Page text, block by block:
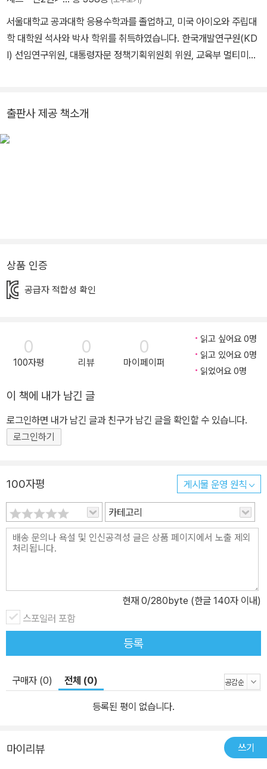
서울대학교 공과대학 응용수학과를 졸업하고, 미국 아이오와 주립대
학 대학원 석사와 박사 학위를 취득하였습니다. 한국개발연구원(KD
I) 선임연구위원, 대통령자문 정책기획위원회 위원, 교육부 멀티미디
력 수학퀴즈> <메이플 매쓰> <수학도둑 수학동화>의 수학 콘텐츠
를 집필했습니다.
출판사 제공 책소개
상품 인증
공급자 적합성 확인
0
100자평
0
리뷰
0
마이페이퍼
읽고 싶어요 0명
읽고 있어요 0명
읽었어요 0명
이 책에 내가 남긴 글
로그인하면 내가 남긴 글과 친구가 남긴 글을 확인할 수 있습니다.
로그인하기
100자평 게시물 운영 원칙
카테고리
현재 0/280byte (한글 140자 이내)
스포일러 포함
등록
구매자 (0) 전체 (0)
등록된 평이 없습니다.
마이리뷰 쓰기